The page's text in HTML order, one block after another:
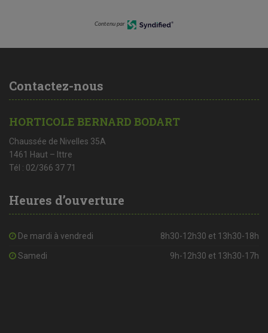
Contenu par
Contactez-nous
HORTICOLE BERNARD BODART
Chaussée de Nivelles 35A
1461 Haut – Ittre
Tél : 02/366 37 71
Heures d’ouverture
De mardi à vendredi 8h30-12h30 et 13h30-18h
Samedi 9h-12h30 et 13h30-17h